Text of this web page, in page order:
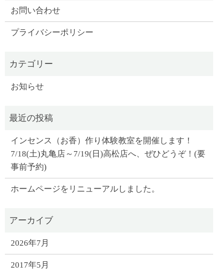
お問い合わせ
プライバシーポリシー
お知らせ
インセンス（お香）作り体験教室を開催します！
7/18(土)丸亀店～7/19(日)高松店へ、ぜひどうぞ！(要
事前予約)
ホームページをリニューアルしました。
2026年7月
2017年5月